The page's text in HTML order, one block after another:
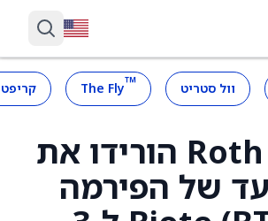
וול סטריט ™
The Fly
Roth Capital הורידו את
של הפירמה